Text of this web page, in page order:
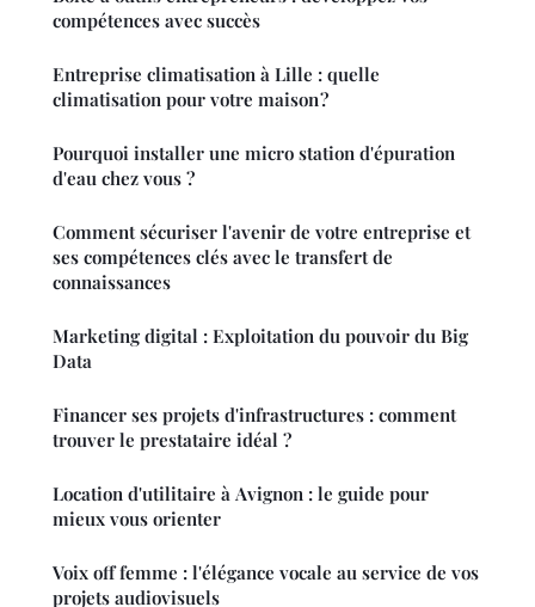
compétences avec succès
Entreprise climatisation à Lille : quelle
climatisation pour votre maison ?
Pourquoi installer une micro station d'épuration
d'eau chez vous ?
Comment sécuriser l'avenir de votre entreprise et
ses compétences clés avec le transfert de
connaissances
Marketing digital : Exploitation du pouvoir du Big
Data
Financer ses projets d'infrastructures : comment
trouver le prestataire idéal ?
Location d'utilitaire à Avignon : le guide pour
mieux vous orienter
Voix off femme : l'élégance vocale au service de vos
projets audiovisuels